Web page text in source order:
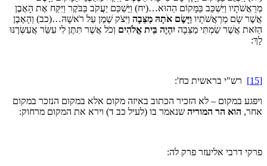
מְרַאֲשֹׁתָיו וַיִּשְׁכַּב בַּמָּקוֹם הַהוּא…(יח) וַיַּשְׁכֵּם יַעֲקֹב בַּבֹּקֶר וַיִּקַּח אֶת הָאֶבֶן
אֲשֶׁר שָׂם מְרַאֲשֹׁתָיו וַיָּשֶׂם אֹתָהּ מַצֵּבָה וַיִּצֹק שֶׁמֶן עַל רֹאשָׁהּ…(כב) וְהָאֶבֶן
הַזֹּאת אֲשֶׁר שַׂמְתִּי מַצֵּבָה יִהְיֶה בֵּית אֱלֹהִים וְכֹל אֲשֶׁר תִּתֶּן לִי עַשֵּׂר אֲעַשְּׂרֶנּוּ
לָךְ:
[15]
רש"י בראשית כח':
ויפגע במקום – לא הזכיר הכתוב באיזה מקום אלא במקום הנזכר במקום
אחר, הוא הר המוריה שנאמר בו (לעיל כב ד) וירא את המקום מרחוק:
פרקי דרבי אליעזר פרק לה: